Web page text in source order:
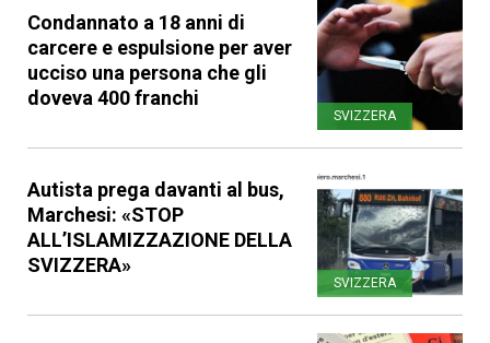
Condannato a 18 anni di
carcere e espulsione per aver
ucciso una persona che gli
doveva 400 franchi
SVIZZERA
Autista prega davanti al bus,
Marchesi: «STOP
ALL’ISLAMIZZAZIONE DELLA
SVIZZERA»
SVIZZERA